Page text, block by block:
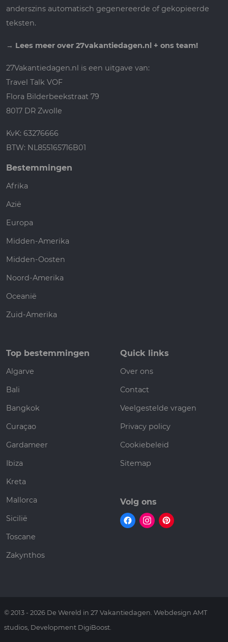
anderszins automatisch gegenereerde of gekopieerde
teksten.
→ Lees meer over 27vakantiedagen.nl + ons team!
27Vakantiedagen.nl is een uitgave van:
Travel Talk VOF
Flora Bilderbeekstraat 79
8017 DR Zwolle
KvK: 63276666
BTW: NL855165716B01
Bestemmingen
Afrika
Azië
Europa
Midden-Amerika
Midden-Oosten
Noord-Amerika
Oceanië
Zuid-Amerika
Top bestemmingen
Algarve
Bali
Bangkok
Curaçao
Gardameer
Ibiza
Kreta
Mallorca
Sicilië
Toscane
Zakynthos
Quick links
Over ons
Contact
Veelgestelde vragen
Privacy policy
Cookiebeleid
Sitemap
Volg ons
© 2013 - 2026 De Wereld in 27 Vakantiedagen. Webdesign AMT
studios, Development DigiBoost.